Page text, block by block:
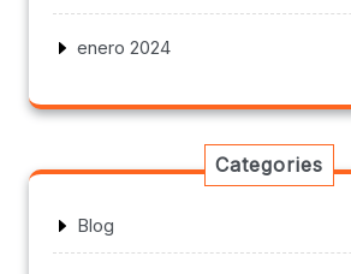
enero 2024
Categories
Blog